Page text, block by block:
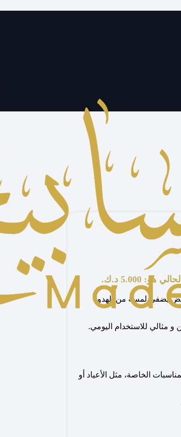
هو: 5.000 د.ك.
يضفي لمسة من الهدوء
و مثالي للاستخدام اليومي.
الخاصة، مثل الأعياد أو